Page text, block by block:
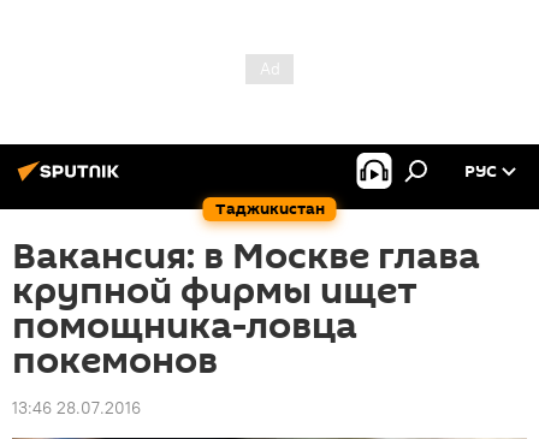
Таджикистан
РУС
Вакансия: в Москве глава
крупной фирмы ищет
помощника-ловца
покемонов
13:46 28.07.2016